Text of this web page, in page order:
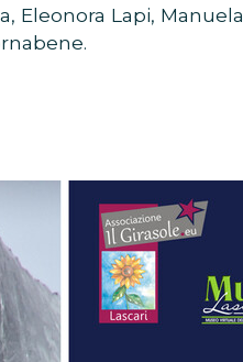
Eleonora Lapi,